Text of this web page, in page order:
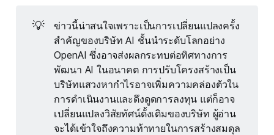
💡
ข่าวนี้น่าสนใจเพราะเป็นการเปลี่ยนแปลงครั้ง
สำคัญของบริษัท AI ชั้นนำระดับโลกอย่าง
OpenAI ซึ่งอาจส่งผลกระทบต่อทิศทางการ
พัฒนา AI ในอนาคต การปรับโครงสร้างเป็น
บริษัทแสวงหากำไรอาจเพิ่มความคล่องตัวใน
การดำเนินงานและดึงดูดการลงทุน แต่ก็อาจ
เปลี่ยนแปลงวิสัยทัศน์ดั้งเดิมของบริษัท ผู้อ่าน
จะได้เข้าใจถึงความท้าทายในการสร้างสมดุล